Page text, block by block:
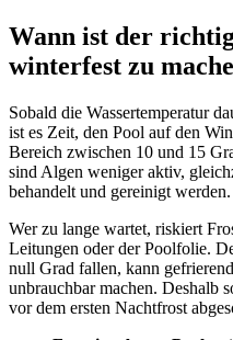
Wann ist der
winterfest zu
Sobald die Wassertemperatur
ist es Zeit, den Pool auf den
Bereich zwischen 10 und 15
sind Algen weniger aktiv,
behandelt und gereinigt werden.
Wer zu lange wartet, riskiert
Leitungen oder der Poolfolie.
null Grad fallen, kann
unbrauchbar machen. Deshalb
vor dem ersten Nachtfrost